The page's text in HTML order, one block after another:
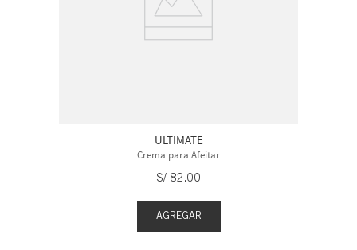
ULTIMATE
Crema para Afeitar
S/ 82.00
AGREGAR